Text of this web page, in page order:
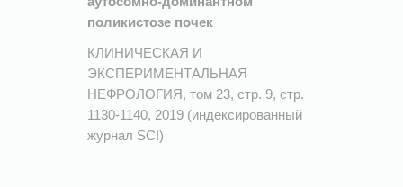
поликистозе почек
КЛИНИЧЕСКАЯ И
ЭКСПЕРИМЕНТАЛЬНАЯ
НЕФРОЛОГИЯ, том 23, стр. 9, стр.
1130-1140, 2019 (индексированный
журнал SCI)